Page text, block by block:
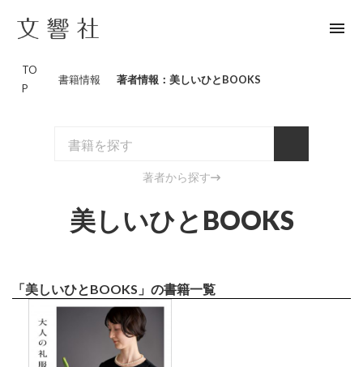
menu
TO
P
書籍情報 著者情報：美しいひとBOOKS
著者から探す
美しいひとBOOKS
「美しいひとBOOKS」の書籍一覧